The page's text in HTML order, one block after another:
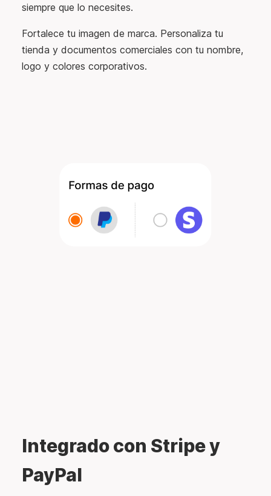
siempre que lo necesites.
Fortalece tu imagen de marca. Personaliza tu
tienda y documentos comerciales con tu nombre,
logo y colores corporativos.
Integrado con Stripe y
PayPal